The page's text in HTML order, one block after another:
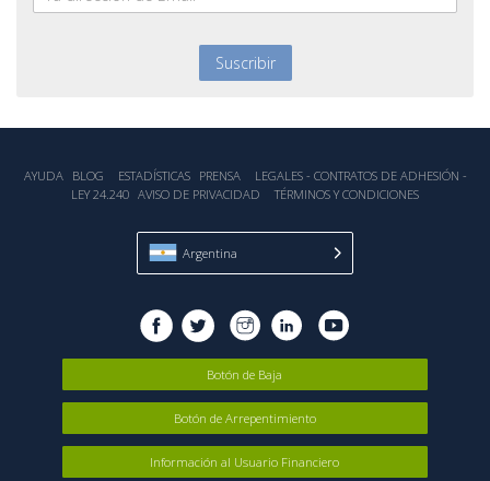
AYUDA BLOG ESTADÍSTICA‎S PRENSA
LEGALES - CONTRATOS DE ADHESIÓN -
LEY 24.240 AVISO DE PRIVACIDAD TÉRMINOS Y CONDICIONES
Argentina
Botón de Baja
Botón de Arrepentimiento
Información al Usuario Financiero